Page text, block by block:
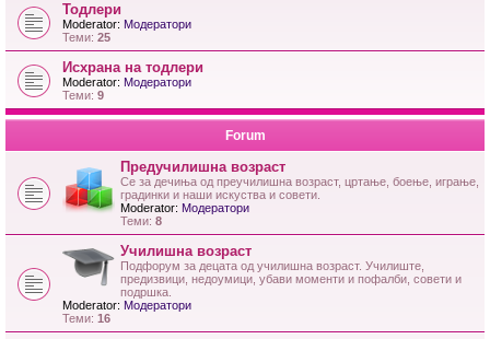
Тодлери
Moderator: Модератори
Теми: 25
Исхрана на тодлери
Moderator: Модератори
Теми: 9
Forum
Предучилишна возраст
Се за дечиња од преучилишна возраст, цртање, боење, играње,
градинки и наши искуства и совети.
Moderator: Модератори
Теми: 8
Училишна возраст
Подфорум за децата од училишна возраст. Училиште,
предизвици, недоумици, убави моменти и пофалби, совети и
подршка.
Moderator: Модератори
Теми: 16